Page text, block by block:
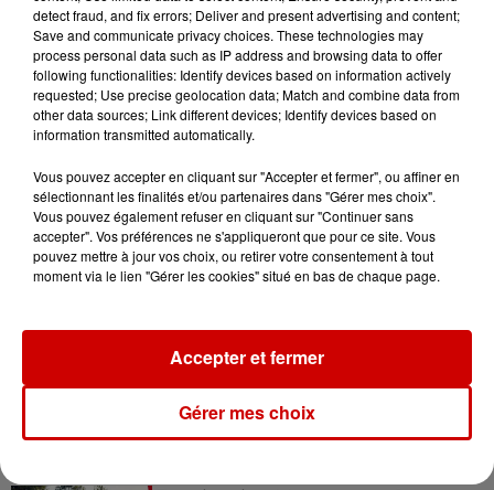
Gagnez vos places pour
l'événement Ride the Show à
Morlaix !
Gagnez vos places pour le
festival Marché Gourmand 2026
à Coulon !
Le Duel - Gagnez vos entrées
pour le parc animalier de votre
choix !
detect fraud, and fix errors; Deliver and present advertising and content;
Save and communicate privacy choices. These technologies may
process personal data such as IP address and browsing data to offer
following functionalities: Identify devices based on information actively
requested; Use precise geolocation data; Match and combine data from
other data sources; Link different devices; Identify devices based on
information transmitted automatically.
Vous pouvez accepter en cliquant sur "Accepter et fermer", ou affiner en
sélectionnant les finalités et/ou partenaires dans "Gérer mes choix".
Vous pouvez également refuser en cliquant sur "Continuer sans
accepter". Vos préférences ne s'appliqueront que pour ce site. Vous
pouvez mettre à jour vos choix, ou retirer votre consentement à tout
moment via le lien "Gérer les cookies" situé en bas de chaque page.
Gérer mes choix
Accepter et fermer